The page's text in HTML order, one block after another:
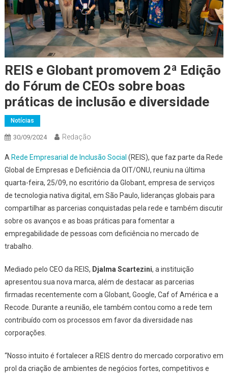
REIS e Globant promovem 2ª Edição
do Fórum de CEOs sobre boas
práticas de inclusão e diversidade
Notícias
30/09/2024 Redação
A Rede Empresarial de Inclusão Social (REIS), que faz parte da Rede
Global de Empresas e Deficiência da OIT/ONU, reuniu na última
quarta-feira, 25/09, no escritório da Globant, empresa de serviços
de tecnologia nativa digital, em São Paulo, lideranças globais para
compartilhar as parcerias conquistadas pela rede e também discutir
sobre os avanços e as boas práticas para fomentar a
empregabilidade de pessoas com deficiência no mercado de
trabalho.
Mediado pelo CEO da REIS, Djalma Scartezini, a instituição
apresentou sua nova marca, além de destacar as parcerias
firmadas recentemente com a Globant, Google, Caf of América e a
Recode. Durante a reunião, ele também contou como a rede tem
contribuído com os processos em favor da diversidade nas
corporações.
“Nosso intuito é fortalecer a REIS dentro do mercado corporativo em
prol da criação de ambientes de negócios fortes, competitivos e